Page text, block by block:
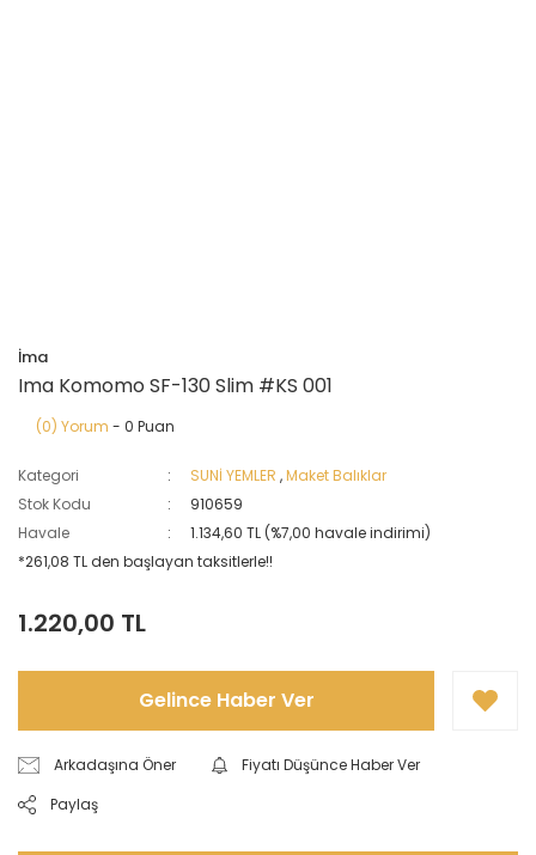
İma
Ima Komomo SF-130 Slim #KS 001
(0) Yorum - 0 Puan
Kategori SUNİ YEMLER ,Maket Balıklar
Stok Kodu
910659
Havale
1.134,60 TL (%7,00 havale indirimi)
*261,08 TL den başlayan taksitlerle!!
1.220,00 TL
Gelince Haber Ver
Arkadaşına Öner
Fiyatı Düşünce Haber Ver
Paylaş